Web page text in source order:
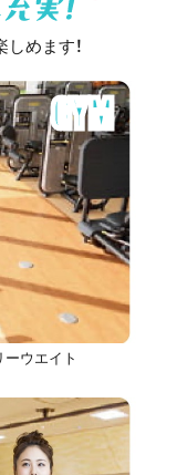
めます！
GYM
ーウエイト